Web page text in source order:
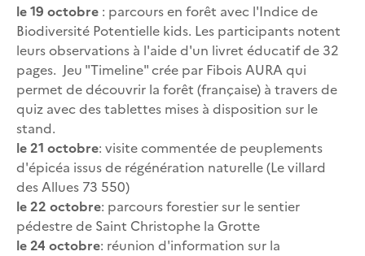
le 19 octobre : parcours en forêt avec l'Indice de
Biodiversité Potentielle kids. Les participants notent
leurs observations à l'aide d'un livret éducatif de 32
pages. Jeu "Timeline" crée par Fibois AURA qui
permet de découvrir la forêt (française) à travers de
quiz avec des tablettes mises à disposition sur le
stand.
le 21 octobre: visite commentée de peuplements
d'épicéa issus de régénération naturelle (Le villard
des Allues 73 550)
le 22 octobre: parcours forestier sur le sentier
pédestre de Saint Christophe la Grotte
le 24 octobre: réunion d'information sur la